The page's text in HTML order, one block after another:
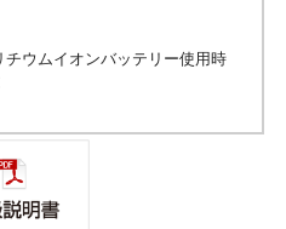
ウムイオンバッテリー使用時